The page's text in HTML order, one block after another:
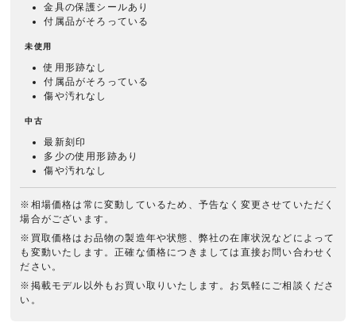
金具の保護シールあり
付属品がそろっている
未使用
使用形跡なし
付属品がそろっている
傷や汚れなし
中古
最新刻印
多少の使用形跡あり
傷や汚れなし
※相場価格は常に変動しているため、予告なく変更させていただく
場合がございます。
※買取価格はお品物の製造年や状態、弊社の在庫状況などによって
も変動いたします。正確な価格につきましては直接お問い合わせく
ださい。
※掲載モデル以外もお買い取りいたします。お気軽にご相談くださ
い。